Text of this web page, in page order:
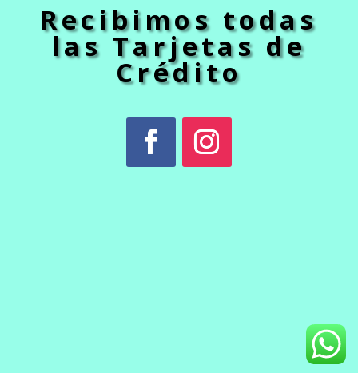
Recibimos todas
las Tarjetas de
Crédito